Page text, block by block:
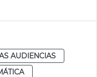
AUDIENCIAS